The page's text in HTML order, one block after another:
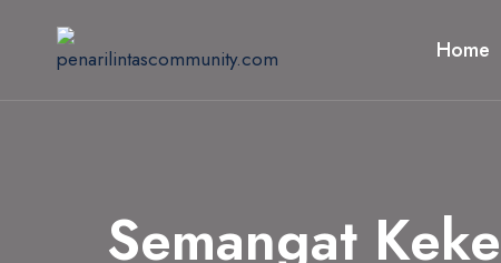
content
Home
Semangat